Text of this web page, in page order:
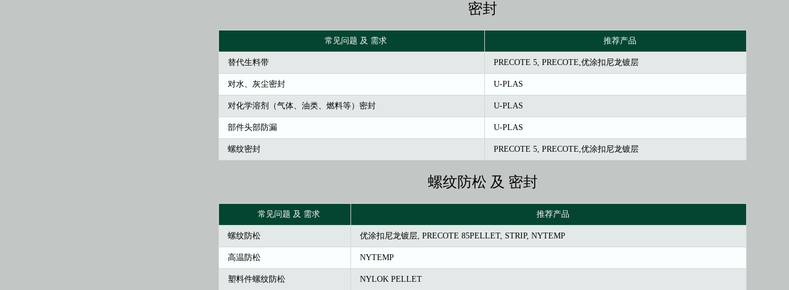
密封
常见问题 及 需求 推荐产品
替代生料带 PRECOTE 5, PRECOTE,优涂扣尼龙镀层
对水、灰尘密封 U-PLAS
对化学溶剂（气体、油类、燃料等）密封 U-PLAS
部件头部防漏 U-PLAS
螺纹密封 PRECOTE 5, PRECOTE,优涂扣尼龙镀层
螺纹防松 及 密封
常见问题 及 需求 推荐产品
螺纹防松 优涂扣尼龙镀层, PRECOTE 85PELLET, STRIP, NYTEMP
高温防松 NYTEMP
塑料件螺纹防松 NYLOK PELLET